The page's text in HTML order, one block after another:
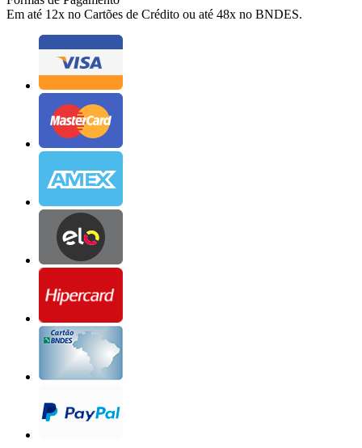
Em até 12x no Cartões de Crédito ou até 48x no BNDES.